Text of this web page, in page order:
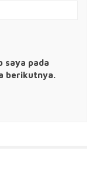
saya pada
berikutnya.